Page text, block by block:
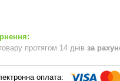
протягом 14 днів за